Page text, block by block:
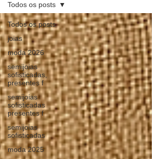
Todos os posts
joias
moda 2026
semijoias
sofisticadas,
presentes f
semijoias
sofisticadas
presentes f
semijoias
sofisticadas
moda 2025
Todos os posts